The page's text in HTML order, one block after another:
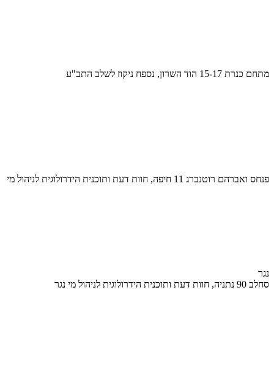
מתחם כנרת 15-17 הוד השרון, נספח ניקוז לשלב התב"ע
פנחס ואברהם רוטנברג 11 חיפה, חוות דעת ותוכנית הידרולוגית לניהול מי
נגר
סחלב 90 נתניה, חוות דעת ותוכנית הידרולוגית לניהול מי נגר